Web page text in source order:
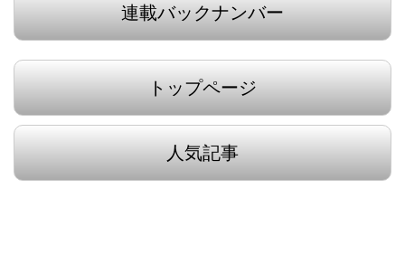
連載バックナンバー
トップページ
人気記事